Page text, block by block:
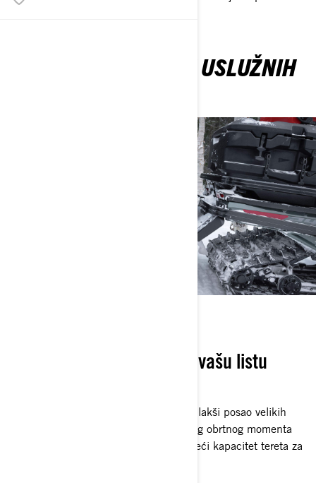
KORISNE FUNKCIJE USLUŽNIH
Namenski napravljene za vašu listu
Namerno dizajnirane sa funkcijama za lakši posao velikih
zimskih poslova. Efikasni motori visokog obrtnog momenta
olakšavaju vuču pri malim brzinama. Veći kapacitet tereta za